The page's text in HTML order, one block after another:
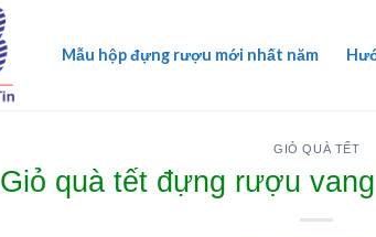
Mẫu hộp đựng rượu mới nhất năm
GIỎ QUÀ TẾT
Giỏ quà tết đựng rượu